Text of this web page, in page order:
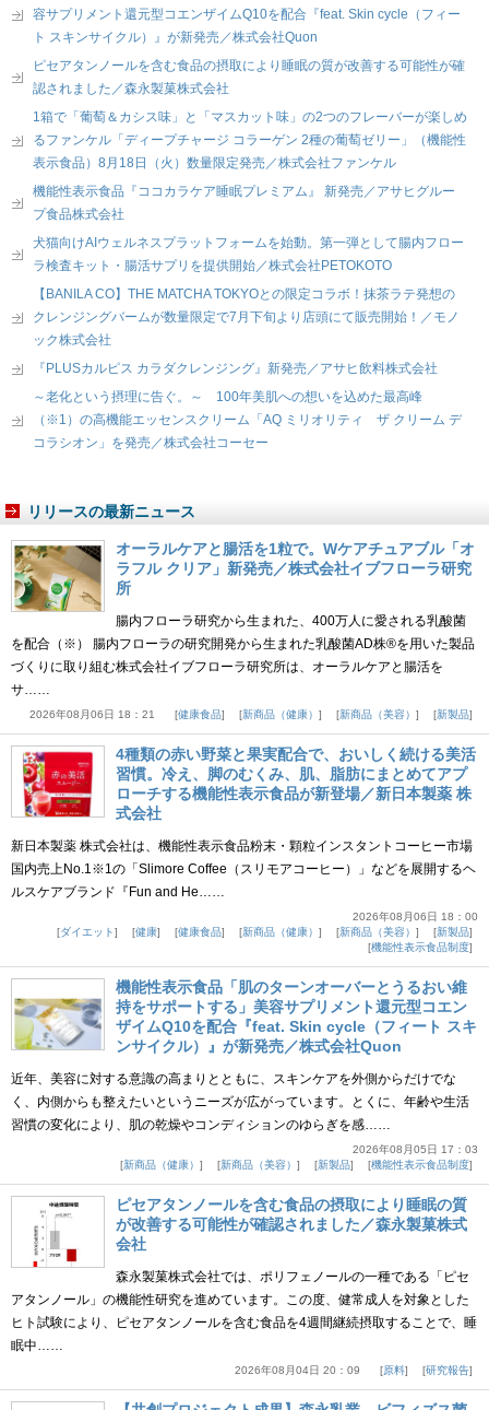
容サプリメント還元型コエンザイムQ10を配合『feat. Skin cycle（フィー
ト スキンサイクル）』が新発売／株式会社Quon
ピセアタンノールを含む食品の摂取により睡眠の質が改善する可能性が確
認されました／森永製菓株式会社
1箱で「葡萄＆カシス味」と「マスカット味」の2つのフレーバーが楽しめ
るファンケル「ディープチャージ コラーゲン 2種の葡萄ゼリー」（機能性
表示食品）8月18日（火）数量限定発売／株式会社ファンケル
機能性表示食品『ココカラケア睡眠プレミアム』 新発売／アサヒグルー
プ食品株式会社
犬猫向けAIウェルネスプラットフォームを始動。第一弾として腸内フロー
ラ検査キット・腸活サプリを提供開始／株式会社PETOKOTO
【BANILA CO】THE MATCHA TOKYOとの限定コラボ！抹茶ラテ発想の
クレンジングバームが数量限定で7月下旬より店頭にて販売開始！／モノ
ック株式会社
『PLUSカルピス カラダクレンジング』新発売／アサヒ飲料株式会社
～老化という摂理に告ぐ。～ 100年美肌への想いを込めた最高峰
（※1）の高機能エッセンスクリーム「AQ ミリオリティ ザ クリーム デ
コラシオン」を発売／株式会社コーセー
リリースの最新ニュース
オーラルケアと腸活を1粒で。Wケアチュアブル「オ
ラフル クリア」新発売／株式会社イブフローラ研究
所
腸内フローラ研究から生まれた、400万人に愛される乳酸菌
を配合（※） 腸内フローラの研究開発から生まれた乳酸菌AD株®を用いた製品
づくりに取り組む株式会社イブフローラ研究所は、オーラルケアと腸活を
サ……
2026年08月06日 18：21 健康食品 新商品（健康） 新商品（美容） 新製品
4種類の赤い野菜と果実配合で、おいしく続ける美活
習慣。冷え、脚のむくみ、肌、脂肪にまとめてアプ
ローチする機能性表示食品が新登場／新日本製薬 株
式会社
新日本製薬 株式会社は、機能性表示食品粉末・顆粒インスタントコーヒー市場
国内売上No.1※1の「Slimore Coffee（スリモアコーヒー）」などを展開するヘ
ルスケアブランド『Fun and He……
2026年08月06日 18：00
ダイエット
健康 健康食品 新商品（健康） 新商品（美容）
新製品
機能性表示食品制度
機能性表示食品「肌のターンオーバーとうるおい維
持をサポートする」美容サプリメント還元型コエン
ザイムQ10を配合『feat. Skin cycle（フィート スキ
ンサイクル）』が新発売／株式会社Quon
近年、美容に対する意識の高まりとともに、スキンケアを外側からだけでな
く、内側からも整えたいというニーズが広がっています。とくに、年齢や生活
習慣の変化により、肌の乾燥やコンディションのゆらぎを感……
2026年08月05日 17：03
新商品（健康）
新商品（美容） 新製品 機能性表示食品制度
ピセアタンノールを含む食品の摂取により睡眠の質
が改善する可能性が確認されました／森永製菓株式
会社
森永製菓株式会社では、ポリフェノールの一種である「ピセ
アタンノール」の機能性研究を進めています。この度、健常成人を対象とした
ヒト試験により、ピセアタンノールを含む食品を4週間継続摂取することで、睡
眠中……
2026年08月04日 20：09 原料 研究報告